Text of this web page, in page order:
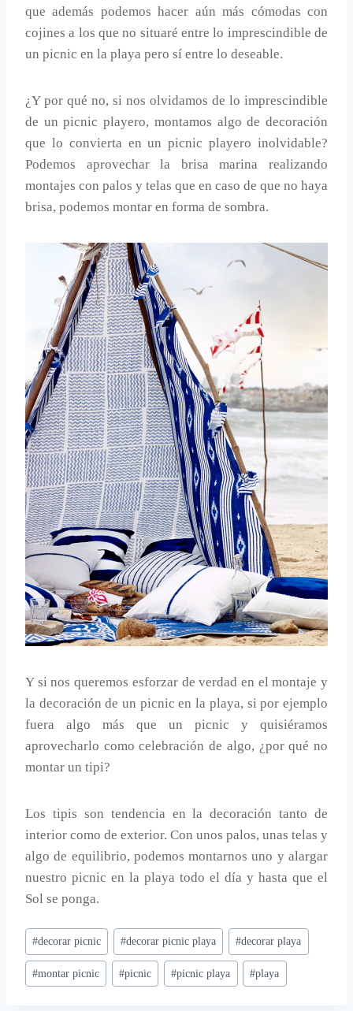
que además podemos hacer aún más cómodas con
cojines a los que no situaré entre lo imprescindible de
un picnic en la playa pero sí entre lo deseable.
¿Y por qué no, si nos olvidamos de lo imprescindible
de un picnic playero, montamos algo de decoración
que lo convierta en un picnic playero inolvidable?
Podemos aprovechar la brisa marina realizando
montajes con palos y telas que en caso de que no haya
brisa, podemos montar en forma de sombra.
Y si nos queremos esforzar de verdad en el montaje y
la decoración de un picnic en la playa, si por ejemplo
fuera algo más que un picnic y quisiéramos
aprovecharlo como celebración de algo, ¿por qué no
montar un tipi?
Los tipis son tendencia en la decoración tanto de
interior como de exterior. Con unos palos, unas telas y
algo de equilibrio, podemos montarnos uno y alargar
nuestro picnic en la playa todo el día y hasta que el
Sol se ponga.
Etiquetas
de
la
#decorar picnic #decorar picnic playa #decorar playa
#montar picnic #picnic #picnic playa #playa